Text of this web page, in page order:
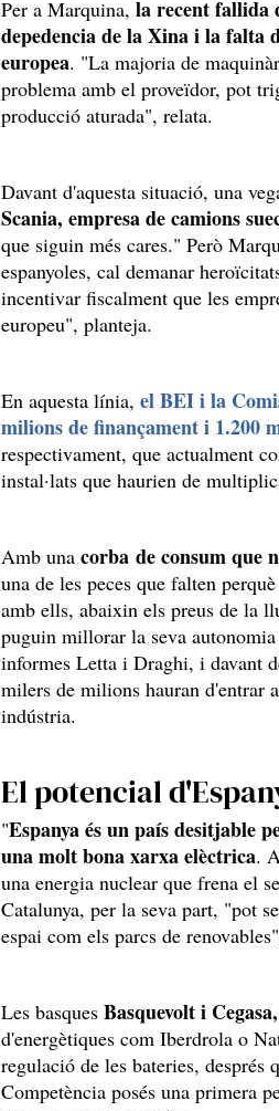
Per a Marquina, la recent fallida
depedencia de la Xina i la falta
europea. "La majoria de
problema amb el proveïdor, pot
producció aturada", relata.
Davant d'aquesta situació, una
Scania, empresa de camions
que siguin més cares." Però
espanyoles, cal demanar
incentivar fiscalment que les
europeu", planteja.
En aquesta línia, el BEI i la
milions de finançament i 1.200
respectivament, que actualment
instal·lats que haurien de
Amb una corba de consum que
una de les peces que falten
amb ells, abaixin els preus de la
puguin millorar la seva
informes Letta i Draghi, i davant
milers de milions hauran d'entrar
indústria.
El potencial
"Espanya és un país desitjable
una molt bona xarxa elèctrica.
una energia nuclear que frena el
Catalunya, per la seva part, "pot
espai com els parcs de
Les basques Basquevolt i
d'energètiques com Iberdrola o
regulació de les bateries,
Competència posés una primera